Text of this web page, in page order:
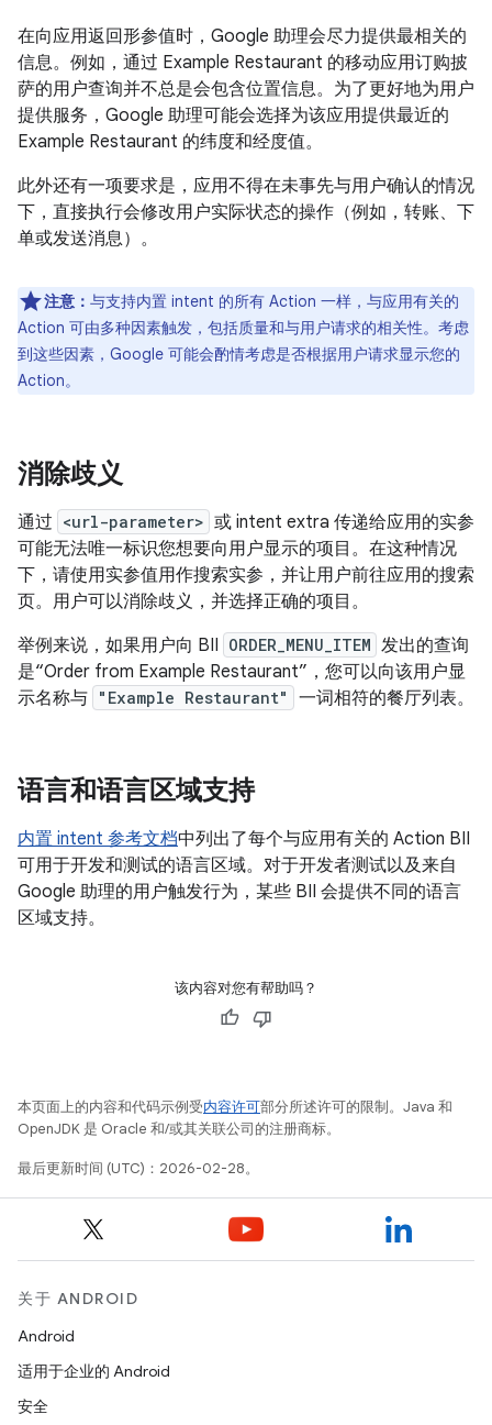
在向应用返回形参值时，Google 助理会尽力提供最相关的
信息。例如，通过 Example Restaurant 的移动应用订购披
萨的用户查询并不总是会包含位置信息。为了更好地为用户
提供服务，Google 助理可能会选择为该应用提供最近的
Example Restaurant 的纬度和经度值。
此外还有一项要求是，应用不得在未事先与用户确认的情况
下，直接执行会修改用户实际状态的操作（例如，转账、下
单或发送消息）。
注意： 与支持内置 intent 的所有 Action 一样，与应用有关的
Action 可由多种因素触发，包括质量和与用户请求的相关性。考虑
到这些因素，Google 可能会酌情考虑是否根据用户请求显示您的
Action。
消除歧义
通过 <url-parameter> 或 intent extra 传递给应用的实参
可能无法唯一标识您想要向用户显示的项目。在这种情况
下，请使用实参值用作搜索实参，并让用户前往应用的搜索
页。用户可以消除歧义，并选择正确的项目。
举例来说，如果用户向 BII ORDER_MENU_ITEM 发出的查询
是“Order from Example Restaurant”，您可以向该用户显
示名称与 "Example Restaurant" 一词相符的餐厅列表。
语言和语言区域支持
内置 intent 参考文档中列出了每个与应用有关的 Action BII
可用于开发和测试的语言区域。对于开发者测试以及来自
Google 助理的用户触发行为，某些 BII 会提供不同的语言
区域支持。
该内容对您有帮助吗？
本页面上的内容和代码示例受内容许可部分所述许可的限制。Java 和
OpenJDK 是 Oracle 和/或其关联公司的注册商标。
最后更新时间 (UTC)：2026-02-28。
关于 ANDROID
Android
适用于企业的 Android
安全